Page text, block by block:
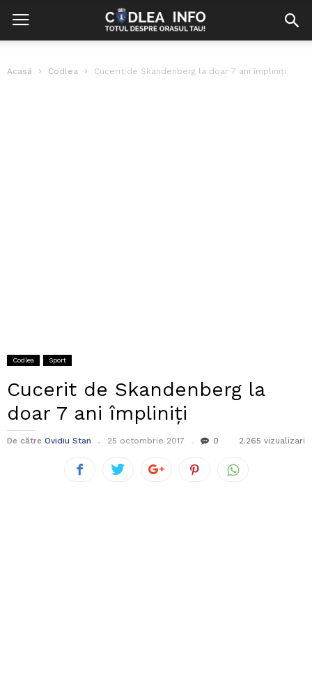
Acasă Codlea Cucerit de Skandenberg la doar 7 ani împliniți
Codlea Sport
Cucerit de Skandenberg la
doar 7 ani împliniți
De către Ovidiu Stan 25 octombrie 2017 0 2.265 vizualizari